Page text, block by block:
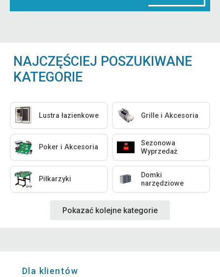
NAJCZĘŚCIEJ POSZUKIWANE
KATEGORIE
Lustra łazienkowe Grille i Akcesoria
Poker i Akcesoria
Sezonowa
Wyprzedaż
Piłkarzyki
Domki
narzędziowe
Pokazać kolejne kategorie
Dla klientów